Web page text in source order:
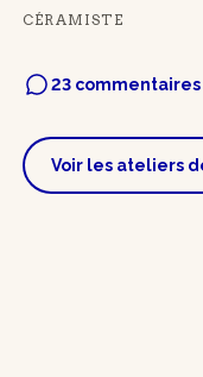
CÉRAMISTE
23 commentaires
Voir les ateliers